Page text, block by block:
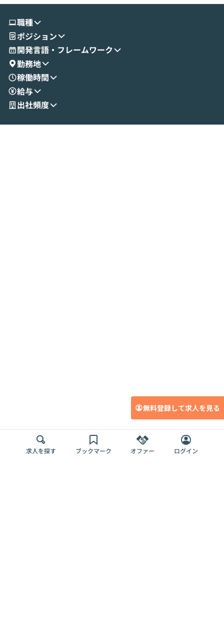
す。 続く公開デモでは、実際にCoworkを
せいただきます。数分でワークフローが完
成する手軽さや、Gmail等の外部サービス
とセキュアに連携できるポイントなど、実
演を通じて具体的なイメージをお届けしま
す。 後半のディスカッションでは、セキュ
リティの考え方や社内導入の進め方など、
現場目線でさらに深掘りしていきます。
「自分の業務をAIで自動化してみたいけ
いう方にこそ参加いただきたいイベントで
ント構築の最前
職種
ポジション
開発言語・フレームワーク
勤務地
稼働時間
給与
出社頻度
無料登録して求人を見る
求人を探す ブックマーク オファー ログイン